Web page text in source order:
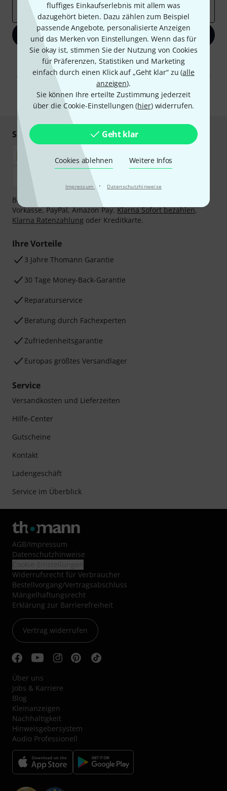
fluffiges Einkaufserlebnis mit allem was
dazugehört bieten. Dazu zählen zum Beispiel
passende Angebote, personalisierte Anzeigen
und das Merken von Einstellungen. Wenn das für
Sie okay ist, stimmen Sie der Nutzung von Cookies
für Präferenzen, Statistiken und Marketing
einfach durch einen Klick auf „Geht klar“ zu (alle
anzeigen).
Sie können Ihre erteilte Zustimmung jederzeit
über die Cookie-Einstellungen (hier) widerrufen.
Geht klar
Cookies ablehnen Weitere Infos
Impressum · Datenschutzhinweise
E-Mail-Adresse*
Jetzt anmelden
Mit Klick auf „Jetzt anmelden“ stimmen Sie dem Erhalt von E-Mail-
Werbung und einer Messung des E-Mail-Nutzungsverhaltens zu. Die
Abmeldung ist jederzeit möglich. Weitere Informationen finden Sie in
Datenschutzhinweisen
* Pflichtfeld
Sicher einkaufen & bezahlen
Bezahlen Sie vertraulich und sicher per Nachnahme,
Vorkasse, PayPal, Amazon Pay,Klarna Sofort bezahlen,
Klarna Ratenzahlung oder Kreditkarte.
Ihre Vorteile
3 Jahre Thomann Garantie
30 Tage Money-Back-Garantie
Reparaturservice
Beratung durch Fachexperten
Zufriedenheitsgarantie
Europas größtes Versandlager
Service
Versandkosten und Lieferzeiten
Hilfe-Center
Gutscheine
Kontakt
Ladengeschäft
Service im Überblick
AGB/Impressum
Datenschutzhinweise
Widerrufsrecht für Verbraucher
Bestellvorgang/Vertragsabschluss
Mängelhaftungsrecht
Erklärung zur Barrierefreiheit
Vertrag widerrufen
Über uns
Jobs & Karriere
Blog
Kleinanzeigen
Nachhaltigkeit
Hinweisgebersystem
Audio Professionell